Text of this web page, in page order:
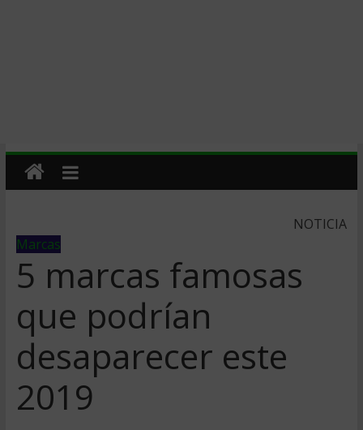
NOTICIA
Marcas
5 marcas famosas
que podrían
desaparecer este
2019